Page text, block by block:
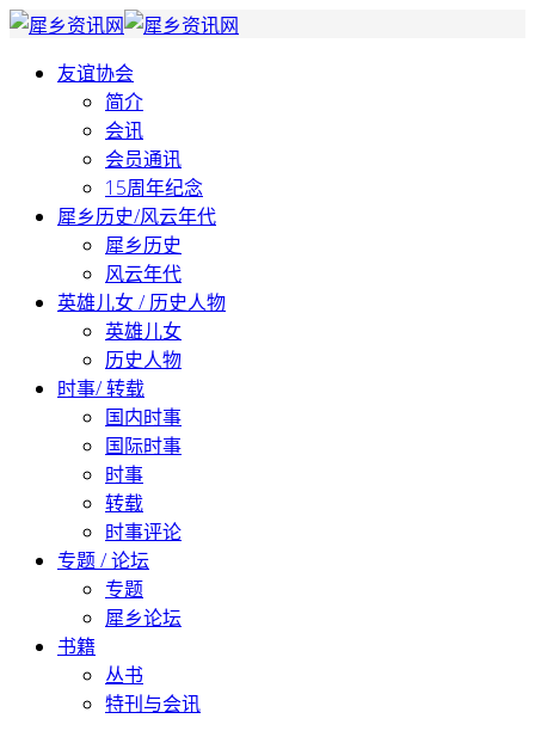
友谊协会
简介
会讯
会员通讯
15周年纪念
犀乡历史/风云年代
犀乡历史
风云年代
英雄儿女 / 历史人物
英雄儿女
历史人物
时事/ 转载
国内时事
国际时事
时事
转载
时事评论
专题 / 论坛
专题
犀乡论坛
书籍
丛书
特刊与会讯